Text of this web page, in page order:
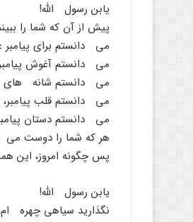
یابن رسول الله!
پیش از آن که شما را
می دانستم برای پیامبر
می دانستم آغوش
می دانستم شانه های
می دانستم قلب
می دانستم دستان
هر که شما را دوست می
پس چگونه امروز، این
یابن رسول الله!
نگذارید سیاهی چهره